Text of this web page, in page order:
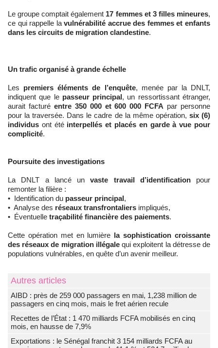
Le groupe comptait également 17 femmes et 3 filles mineures,
ce qui rappelle lavulnérabilité accrue des femmes et enfants
dans les circuits de migration clandestine.
Un trafic organisé à grande échelle
Les premiers éléments de l’enquête, menée par la DNLT,
indiquent que le passeur principal, un ressortissant étranger,
aurait facturé entre 350 000 et 600 000 FCFA par personne
pour la traversée. Dans le cadre de la même opération, six (6)
individus ont été interpellés et placés en garde à vue pour
complicité.
Poursuite des investigations
La DNLT a lancé unvaste travail d’identificationpour
remonter la filière :
• Identification du passeur principal,
• Analyse des réseaux transfrontaliers impliqués,
• Éventuelle traçabilité financière des paiements.
Cette opération met en lumière la sophistication croissante
des réseaux de migration illégalequi exploitent la détresse de
populations vulnérables, en quête d’un avenir meilleur.
Autres articles
AIBD : près de 259 000 passagers en mai, 1,238 million de
passagers en cinq mois, mais le fret aérien recule
Recettes de l’État : 1 470 milliards FCFA mobilisés en cinq
mois, en hausse de 7,9%
Exportations : le Sénégal franchit 3 154 milliards FCFA au